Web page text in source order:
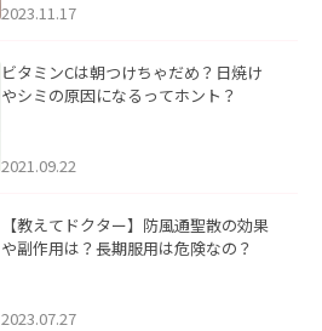
2023.11.17
ビタミンCは朝つけちゃだめ？日焼け
やシミの原因になるってホント？
2021.09.22
【教えてドクター】防風通聖散の効果
や副作用は？長期服用は危険なの？
2023.07.27